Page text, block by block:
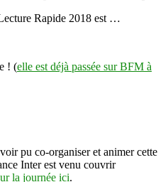
Rapide 2018 est …
! (elle est déjà passée sur BFM à
pu co-organiser et animer cette
Inter est venu couvrir
la journée ici.